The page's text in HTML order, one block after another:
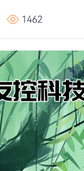
1462